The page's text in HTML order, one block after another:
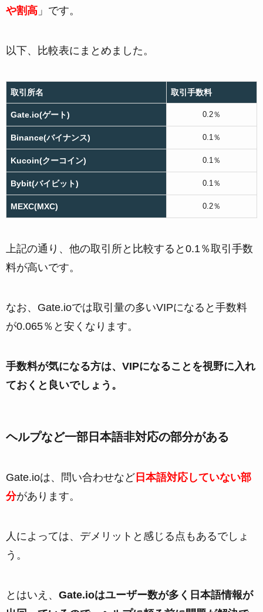
や割高 」です。
以下、比較表にまとめました。
取引所名 取引手数料
Gate.io(ゲート) 0.2％
Binance(バイナンス) 0.1％
Kucoin(クーコイン) 0.1％
Bybit(バイビット) 0.1％
MEXC(MXC) 0.2％
上記の通り、他の取引所と比較すると0.1％取引手数
料が高いです。
なお、Gate.ioでは取引量の多いVIPになると手数料
が0.065％と安くなります。
手数料が気になる方は、VIPになることを視野に入れ
ておくと良いでしょう。
ヘルプなど一部日本語非対応の部分がある
Gate.ioは、問い合わせなど 日本語対応していない部
分があります。
人によっては、デメリットと感じる点もあるでしょ
う。
とはいえ、 Gate.ioはユーザー数が多く日本語情報が